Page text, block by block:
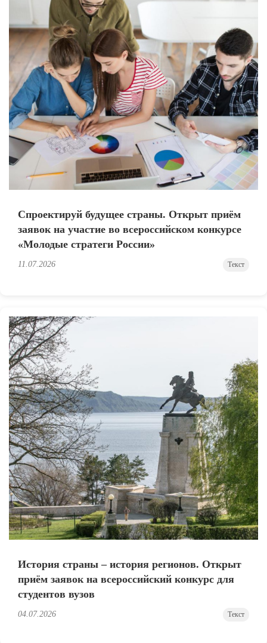
Спроектируй будущее страны. Открыт приём
заявок на участие во всероссийском конкурсе
«Молодые стратеги России»
11.07.2026 Текст
История страны – история регионов. Открыт
приём заявок на всероссийский конкурс для
студентов вузов
04.07.2026 Текст